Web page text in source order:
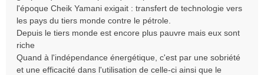
l'époque Cheik Yamani exigait : transfert de technologie vers
les pays du tiers monde contre le pétrole.
Depuis le tiers monde est encore plus pauvre mais eux sont
riche
Quand à l'indépendance énergétique, c'est par une sobriété
et une efficacité dans l'utilisation de celle-ci ainsi que le